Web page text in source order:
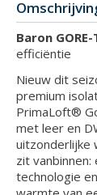
Baron
efficiëntie
Nieuw dit
premium
PrimaLoft®
met leer en
uitzonderlijke
zit
technologie